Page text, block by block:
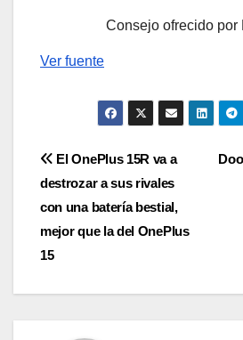
Consejo ofrecido por
Ver fuente
Navegación
de
entradas
El OnePlus 15R va a
destrozar a sus rivales
con una batería bestial,
mejor que la del OnePlus
15